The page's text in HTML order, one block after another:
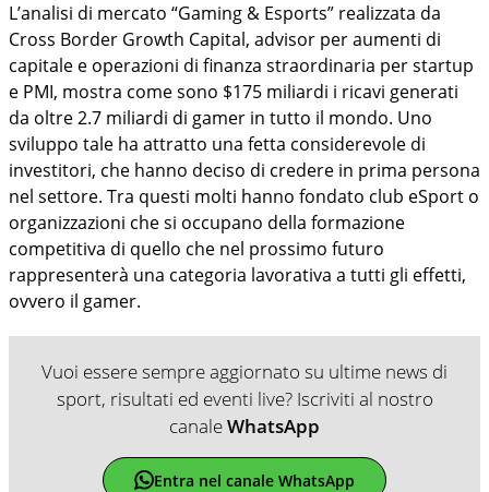
L’analisi di mercato “Gaming & Esports” realizzata da
Cross Border Growth Capital, advisor per aumenti di
capitale e operazioni di finanza straordinaria per startup
e PMI, mostra come sono $175 miliardi i ricavi generati
da oltre 2.7 miliardi di gamer in tutto il mondo. Uno
sviluppo tale ha attratto una fetta considerevole di
investitori, che hanno deciso di credere in prima persona
nel settore. Tra questi molti hanno fondato club eSport o
organizzazioni che si occupano della formazione
competitiva di quello che nel prossimo futuro
rappresenterà una categoria lavorativa a tutti gli effetti,
ovvero il gamer.
Vuoi essere sempre aggiornato su ultime news di
sport, risultati ed eventi live? Iscriviti al nostro
canaleWhatsApp
Entra nel canale WhatsApp